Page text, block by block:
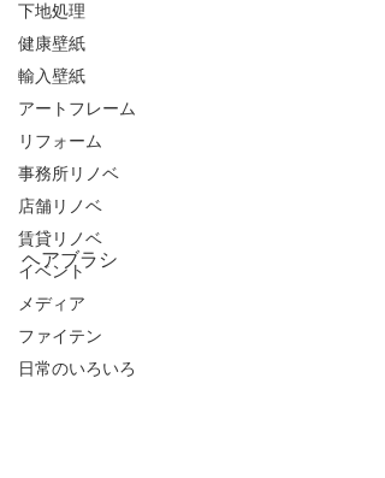
下地処理
健康壁紙
輸入壁紙
アートフレーム
リフォーム
事務所リノベ
店舗リノベ
賃貸リノベ
イベント
メディア
ファイテン
日常のいろいろ
ヘアブラシ